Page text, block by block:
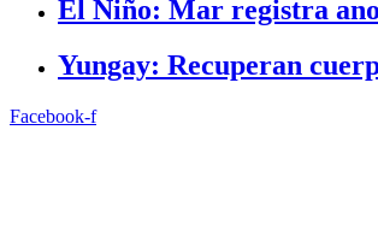
El Niño: Mar registra
Yungay: Recuperan
Facebook-f